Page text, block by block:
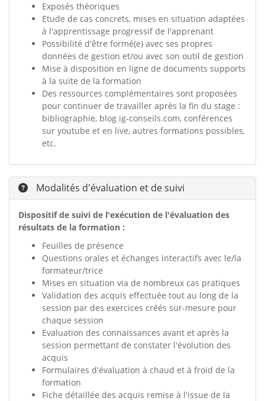
Exposés théoriques
Etude de cas concrets, mises en situation adaptées
à l'apprentissage progressif de l'apprenant
Possibilité d'être formé(e) avec ses propres
données de gestion et/ou avec son outil de gestion
Mise à disposition en ligne de documents supports
à la suite de la formation
Des ressources complémentaires sont proposées
pour continuer de travailler après la fin du stage :
bibliographie, blog ig-conseils.com, conférences
sur youtube et en live, autres formations possibles,
etc.
Modalités d'évaluation et de suivi
Dispositif de suivi de l'exécution de l'évaluation des
résultats de la formation :
Feuilles de présence
Questions orales et échanges interactifs avec le/la
formateur/trice
Mises en situation via de nombreux cas pratiques
Validation des acquis effectuée tout au long de la
session par des exercices créés sur-mesure pour
chaque session
Evaluation des connaissances avant et après la
session permettant de constater l'évolution des
acquis
Formulaires d'évaluation à chaud et à froid de la
formation
Fiche détaillée des acquis remise à l'issue de la